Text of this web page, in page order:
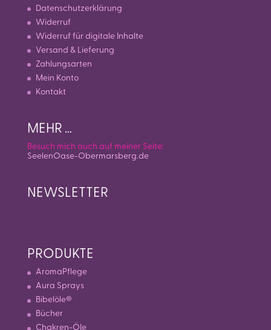
Datenschutzerklärung
Widerruf
Widerruf für digitale Inhalte
Versand & Lieferung
Zahlungsarten
Mein Konto
Kontakt
MEHR …
Besuch mich auch auf meiner Seite:
SeelenOase-Obermarsberg.de
NEWSLETTER
PRODUKTE
AromaPflege
Aura Sprays
Bibelöle®
Bücher
Chakren-Öle